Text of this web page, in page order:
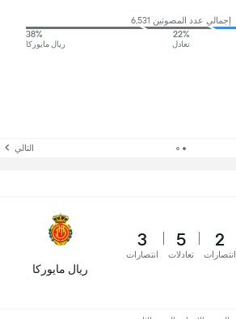
إجمالي عدد المصوتين 6,531
22%
تعادل
38%
ريال مايوركا
التالي
2
انتصارات
5
تعادلات
3
انتصارات
ريال مايوركا